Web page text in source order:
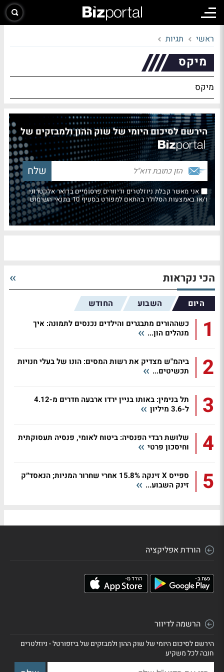
ראשי תגיות
מיקס
מיקס
הירשם לסיכום היומי של שוק ההון ולמבזקים של
אני מאשר קבלת ניוזלטרים ודיוורים פרסומיים בדואר אלקטרוני
ו/או באמצעות הסלולר בהתאם למפורט בסעיף 10 בתנאי השימוש
הכי נקראות
היום השבוע החודש
1
כשההורים מתבגרים והילדים נכנסים לתמונה: איך
מנהלים הון...
2
ביהמ"ש מצדיק את רשות המסים: הונו של בעלי חנויות
תכשיטים...
3
תל בנימין: באותו בניין ירדו ארבעה חדרים מ-4.12
ל-3.6 מיליון
4
שלושת רבדי הפנסיה: ביטוח לאומי, פנסיה תעסוקתית
וחיסכון פרטי
5
ספייס X זינקה 15.8% אחרי שחרור המניות; הנאסד״ק
זינק השבוע...
הורדת אפליקציה
הרשמה לדיוור
הירשם לסיכום היומי של שוק ההון ולמבזקים של ביזפורטל - ניוזלטרים
חובה לכל משקיע